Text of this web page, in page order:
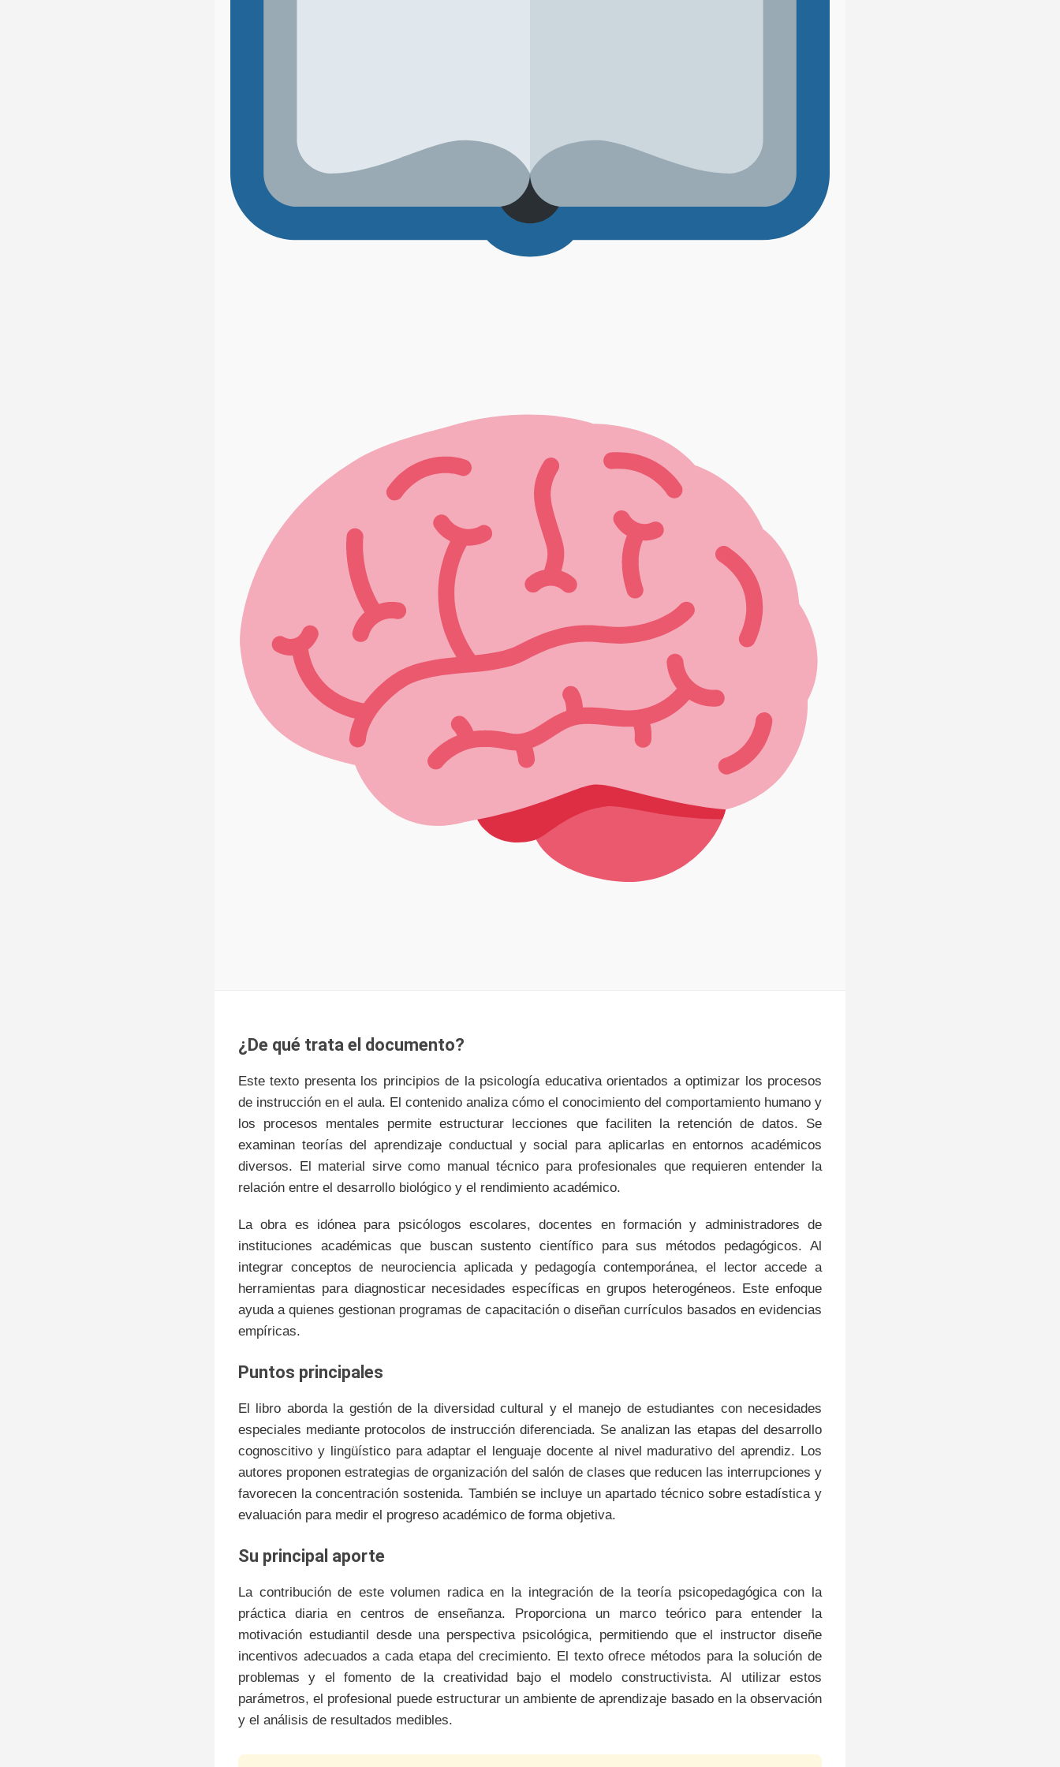
¿de qué trata el documento?
Este texto presenta los principios de la psicología educativa orientados a optimizar los procesos
de instrucción en el aula. El contenido analiza cómo el conocimiento del comportamiento humano y
los procesos mentales permite estructurar lecciones que faciliten la retención de datos. Se
examinan teorías del aprendizaje conductual y social para aplicarlas en entornos académicos
diversos. El material sirve como manual técnico para profesionales que requieren entender la
relación entre el desarrollo biológico y el rendimiento académico.
La obra es idónea para psicólogos escolares, docentes en formación y administradores de
instituciones académicas que buscan sustento científico para sus métodos pedagógicos. Al
integrar conceptos de neurociencia aplicada y pedagogía contemporánea, el lector accede a
herramientas para diagnosticar necesidades específicas en grupos heterogéneos. Este enfoque
ayuda a quienes gestionan programas de capacitación o diseñan currículos basados en evidencias
empíricas.
puntos principales
El libro aborda la gestión de la diversidad cultural y el manejo de estudiantes con necesidades
especiales mediante protocolos de instrucción diferenciada. Se analizan las etapas del desarrollo
cognoscitivo y lingüístico para adaptar el lenguaje docente al nivel madurativo del aprendiz. Los
autores proponen estrategias de organización del salón de clases que reducen las interrupciones y
favorecen la concentración sostenida. También se incluye un apartado técnico sobre estadística y
evaluación para medir el progreso académico de forma objetiva.
su principal aporte
La contribución de este volumen radica en la integración de la teoría psicopedagógica con la
práctica diaria en centros de enseñanza. Proporciona un marco teórico para entender la
motivación estudiantil desde una perspectiva psicológica, permitiendo que el instructor diseñe
incentivos adecuados a cada etapa del crecimiento. El texto ofrece métodos para la solución de
problemas y el fomento de la creatividad bajo el modelo constructivista. Al utilizar estos
parámetros, el profesional puede estructurar un ambiente de aprendizaje basado en la observación
y el análisis de resultados medibles.